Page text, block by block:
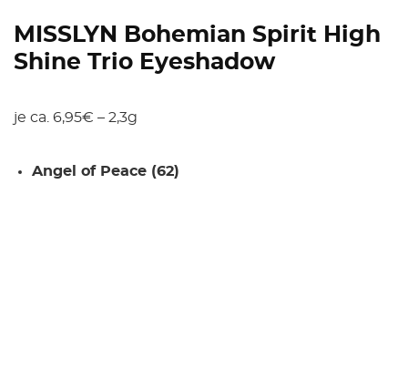
MISSLYN Bohemian Spirit High
Shine Trio Eyeshadow
je ca. 6,95€ – 2,3g
Angel of Peace (62)